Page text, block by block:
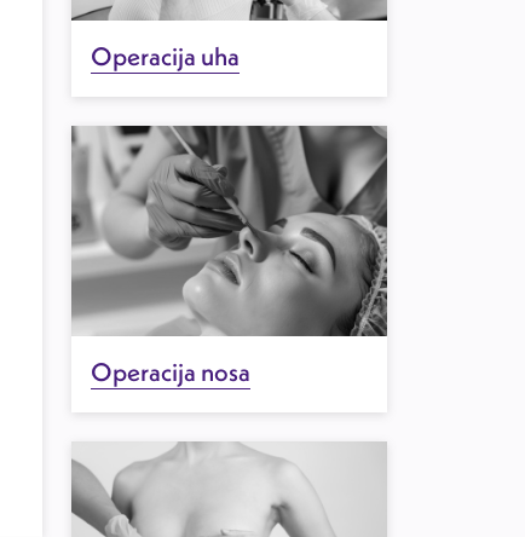
Operacija uha
Operacija nosa